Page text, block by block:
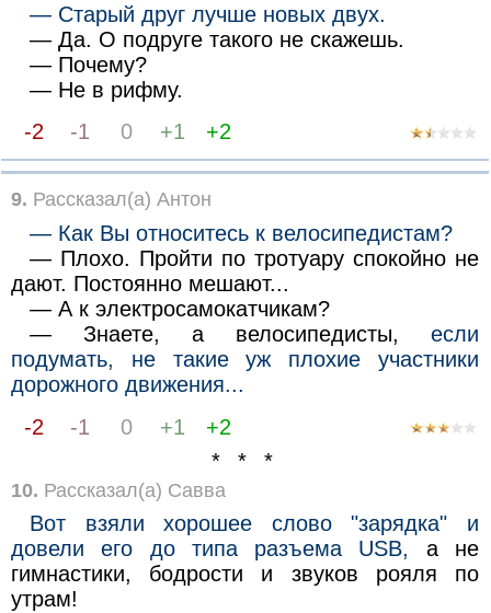
— Старый друг лучше новых двух.
— Да. О подруге такого не скажешь.
— Почему?
— Не в рифму.
-2
-1 0 +1 +2
9. Рассказал(а) Антон
— Как Вы относитесь к велосипедистам?
— Плохо. Пройти по тротуару спокойно не
дают. Постоянно мешают...
— А к электросамокатчикам?
— Знаете, а велосипедисты,если
подумать, не такие уж плохие участники
дорожного движения...
-2
-1 0 +1
+2
* * *
10. Рассказал(а) Савва
Вот взяли хорошее слово "зарядка" и
довели его до типа разъема USВ,
а не
гимнастики, бодрости и звуков рояля по
утрам!